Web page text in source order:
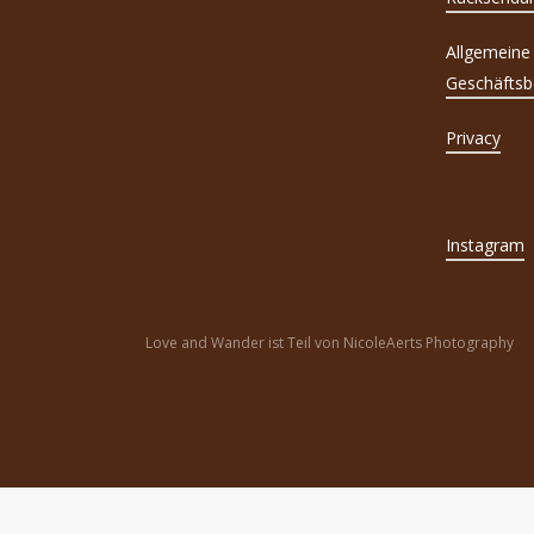
Allgemeine
Privacy
Instagram
Love and Wander ist Teil von NicoleAerts Photography